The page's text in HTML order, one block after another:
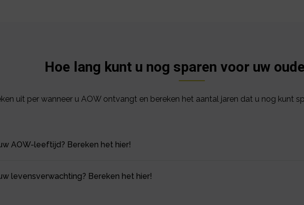
Hoe lang kunt u nog sparen voor uw
uit per wanneer u AOW ontvangt en bereken het aantal jaren dat u nog kunt
AOW-leeftijd? Bereken het hier!
levensverwachting? Bereken het hier!